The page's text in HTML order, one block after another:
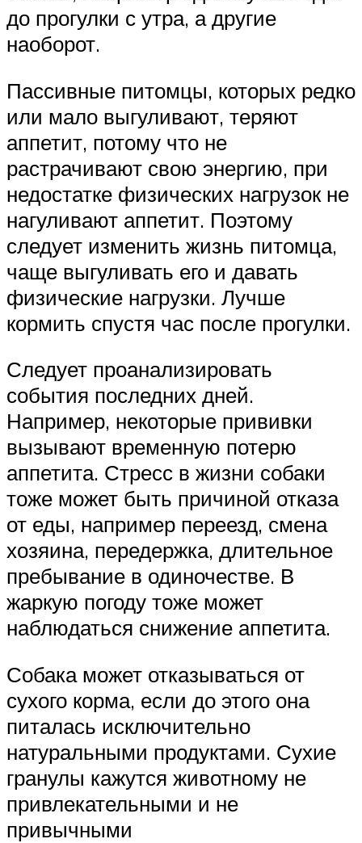
до прогулки с утра, а другие
наоборот.
Пассивные питомцы, которых редко
или мало выгуливают, теряют
аппетит, потому что не
растрачивают свою энергию, при
недостатке физических нагрузок не
нагуливают аппетит. Поэтому
следует изменить жизнь питомца,
чаще выгуливать его и давать
физические нагрузки. Лучше
кормить спустя час после прогулки.
Следует проанализировать
события последних дней.
Например, некоторые прививки
вызывают временную потерю
аппетита. Стресс в жизни собаки
тоже может быть причиной отказа
от еды, например переезд, смена
хозяина, передержка, длительное
пребывание в одиночестве. В
жаркую погоду тоже может
наблюдаться снижение аппетита.
Собака может отказываться от
сухого корма, если до этого она
питалась исключительно
натуральными продуктами. Сухие
гранулы кажутся животному не
привлекательными и не
привычными